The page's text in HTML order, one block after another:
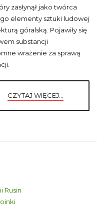
zasłynął jako twórca
elementy sztuki ludowej
góralską. Pojawiły się
substancji
wrażenie za sprawą
CZYTAJ WIĘCEJ...
Rusin